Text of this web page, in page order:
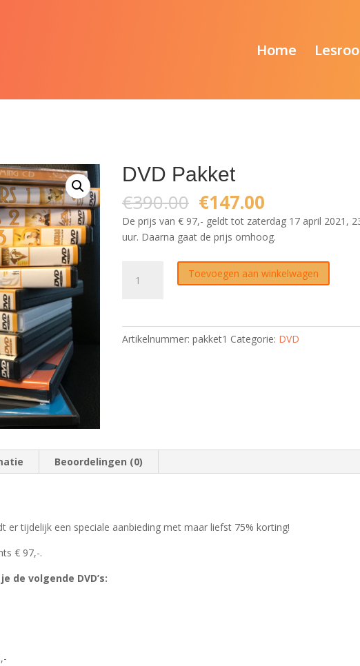
Home
DVD Pakket
€390.00 Oorspronkelijke
prijs
was:
€390.00.
€147.00Huidige
prijs
is:
€147.00.
De prijs van € 97,- geldt tot zaterdag 17 april 2021,
uur. Daarna gaat de prijs omhoog.
Pakket
Toevoegen aan winkelwagen
Artikelnummer: pakket1 Categorie: DVD
Beoordelingen (0)
er tijdelijk een speciale aanbieding met maar liefst 75% korting!
€ 97,-.
de volgende DVD’s: